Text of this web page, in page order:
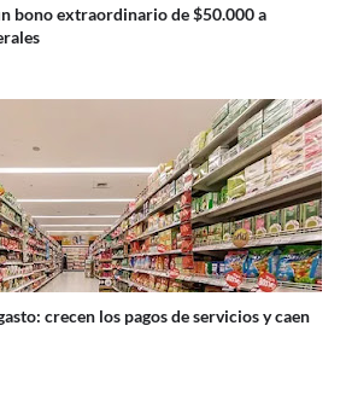
bono extraordinario de $50.000 a
crecen los pagos de servicios y caen